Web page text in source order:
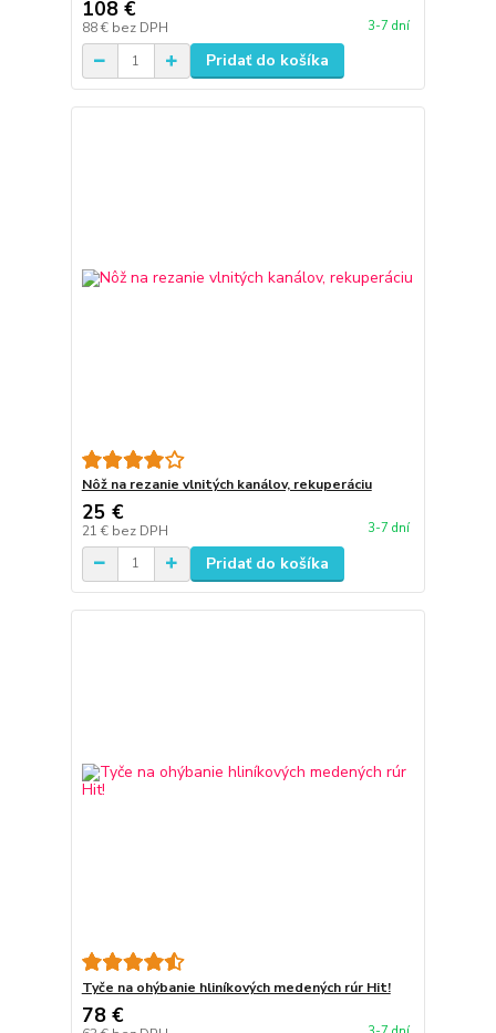
108 €
88 € bez DPH 3-7 dní
Pridať do košíka
Nôž na rezanie vlnitých kanálov, rekuperáciu
25 €
21 € bez DPH 3-7 dní
Pridať do košíka
Tyče na ohýbanie hliníkových medených rúr Hit!
78 €